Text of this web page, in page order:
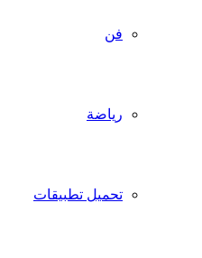
فن
رياضة
تحميل تطبيقات